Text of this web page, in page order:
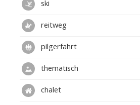
ski
reitweg
pilgerfahrt
thematisch
chalet